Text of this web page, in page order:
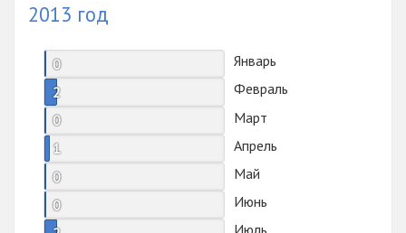
2013 год
0
Январь
2
Февраль
0
Март
1
Апрель
0
Май
0
Июнь